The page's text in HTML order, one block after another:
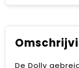
De Dolly